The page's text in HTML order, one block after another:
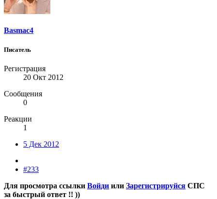
Basmac4
Писатель
Регистрация
20 Окт 2012
Сообщения
0
Реакции
1
5 Дек 2012
#233
Для просмотра ссылки Войди или Зарегистрируйся СПС
за быстрый ответ !! ))